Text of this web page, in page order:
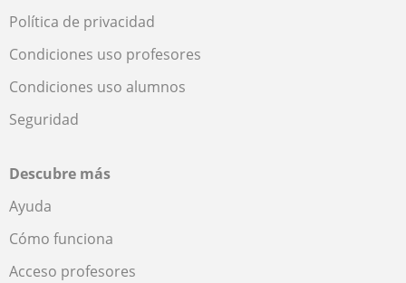
Política de privacidad
Condiciones uso profesores
Condiciones uso alumnos
Seguridad
Descubre más
Ayuda
Cómo funciona
Acceso profesores